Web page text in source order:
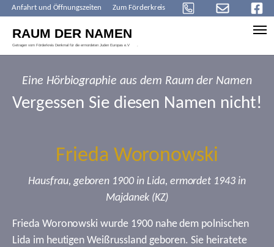
Anfahrt und Öffnungszeiten Zum Förderkreis
Eine Hörbiographie aus dem Raum der Namen
Vergessen Sie diesen Namen nicht!
Frieda Woronowski
Hausfrau, geboren 1900 in Lida, ermordet 1943 in
Majdanek (KZ)
Frieda Woronowski wurde 1900 nahe dem polnischen
Lida im heutigen Weißrussland geboren. Sie heiratete